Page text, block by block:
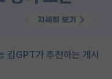
김GPT가 추천하는 게시